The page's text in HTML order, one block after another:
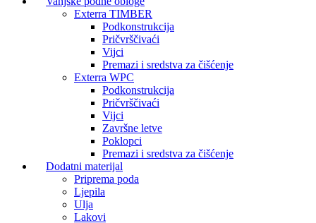
Exterra TIMBER
Podkonstrukcija
Pričvrščivaći
Vijci
Premazi i sredstva za čišćenje
Exterra WPC
Podkonstrukcija
Pričvrščivaći
Vijci
Završne letve
Poklopci
Premazi i sredstva za čišćenje
Dodatni materijal
Priprema poda
Ljepila
Ulja
Lakovi